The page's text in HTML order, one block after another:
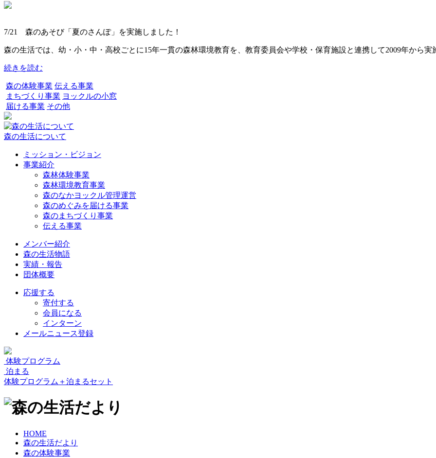
7/21 森のあそび「夏のさんぽ」を実施しました！
森の生活では、幼・小・中・高校ごとに15年一貫の森林環境教育を、教育委員会や学校・保育施設と連携して2009年から実
続きを読む
森の体験事業 伝える事業
まちづくり事業 ヨックルの小窓
届ける事業 その他
森の生活について
ミッション・ビジョン
事業紹介
森林体験事業
森林環境教育事業
森のなかヨックル管理運営
森のめぐみを届ける事業
森のまちづくり事業
伝える事業
メンバー紹介
森の生活物語
実績・報告
団体概要
応援する
寄付する
会員になる
インターン
メールニュース登録
体験プログラム
泊まる
体験プログラム＋泊まるセット
HOME
森の生活だより
森の体験事業